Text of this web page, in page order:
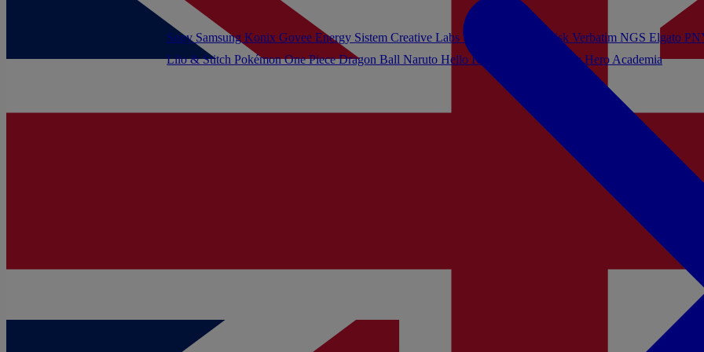
Lilo & Stitch PokémonOne PieceDragon Ball Naruto Hello Kitty My Hero Academia
Sony Samsung Konix Govee Energy Sistem Creative Labs Turtle Beach Sandisk Verbatim NGS Elgato